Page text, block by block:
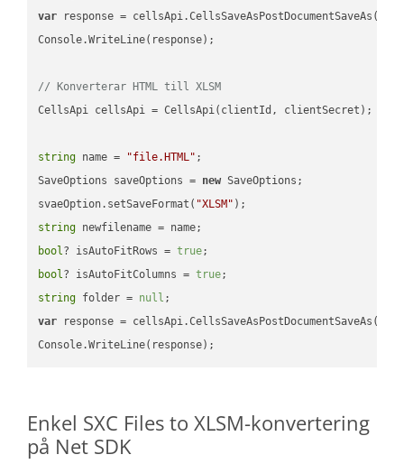
var response =
Console.WriteLine(response);
// Konverterar HTML till XLSM
CellsApi cellsApi = CellsApi(clientId, clientSecret);
string name = "file.HTML" ;
SaveOptions saveOptions = new SaveOptions;
svaeOption.setSaveFormat( "XLSM"
string
bool? isAutoFitRows = true
bool? isAutoFitColumns = true
string folder = null
var response =
Enkel SXC Files to XLSM-konvertering
på Net SDK